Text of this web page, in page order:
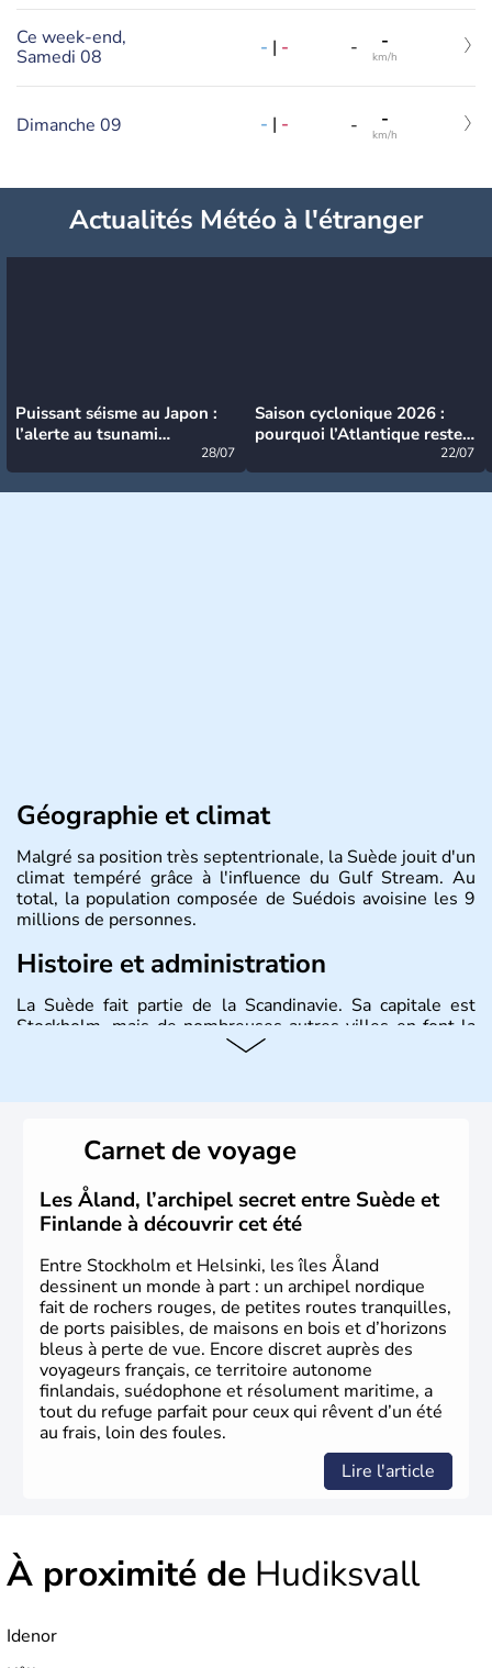
Ce week-end,
Samedi 08
- | - - -
km/h
Dimanche 09 - | - - -
km/h
Actualités Météo à l'étranger
Puissant séisme au Japon :
l’alerte au tsunami
28/07
Saison cyclonique 2026 :
pourquoi l’Atlantique reste
22/07
Géographie et climat
Malgré sa position très septentrionale, la Suède jouit d'un
climat tempéré grâce à l'influence du Gulf Stream. Au
total, la population composée de Suédois avoisine les 9
millions de personnes.
Histoire et administration
La Suède fait partie de la Scandinavie. Sa capitale est
Stockholm, mais de nombreuses autres villes en font la
renommée comme Malmö et Göteborg. Elle fait partie de
de cuivre et de bois.
Carnet de voyage
Les Åland, l’archipel secret entre Suède et
Finlande à découvrir cet été
Entre Stockholm et Helsinki, les îles Åland
dessinent un monde à part : un archipel nordique
fait de rochers rouges, de petites routes tranquilles,
de ports paisibles, de maisons en bois et d’horizons
bleus à perte de vue. Encore discret auprès des
voyageurs français, ce territoire autonome
finlandais, suédophone et résolument maritime, a
tout du refuge parfait pour ceux qui rêvent d’un été
au frais, loin des foules.
Lire l'article
À proximité de Hudiksvall
Idenor